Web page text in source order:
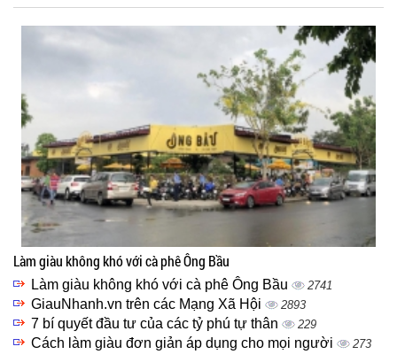
Làm giàu không khó với cà phê Ông Bầu
Làm giàu không khó với cà phê Ông Bầu 2741
GiauNhanh.vn trên các Mạng Xã Hội 2893
7 bí quyết đầu tư của các tỷ phú tự thân 229
Cách làm giàu đơn giản áp dụng cho mọi người 273